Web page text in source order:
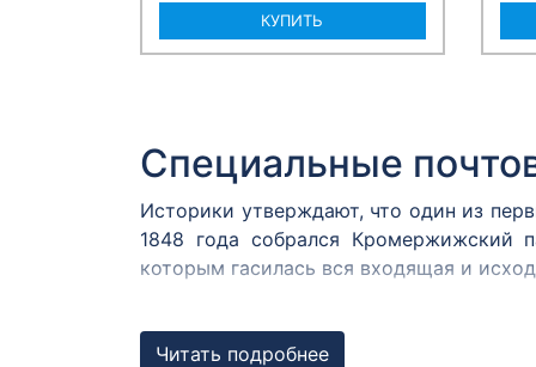
КУПИТЬ
Специальные
Историки утверждают, что один из
1848 года собрался Кромержижский
которым гасилась вся входящая и
1872 году. В Центральном музее
Читать подробнее